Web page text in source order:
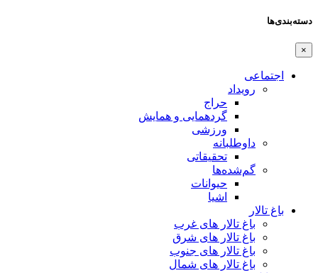
دسته‌بندی‌ها
×
اجتماعی
رویداد
حراج
گردهمایی و همایش
ورزشی
داوطلبانه
تحقیقاتی
گم‌شده‌ها
حیوانات
اشیا
باغ تالار
باغ تالار های غرب
باغ تالار های شرق
باغ تالار های جنوب
باغ تالار های شمال